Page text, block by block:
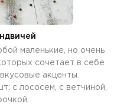
маленькие, но очень
сочетает в себе
акценты.
с лососем, с ветчиной,